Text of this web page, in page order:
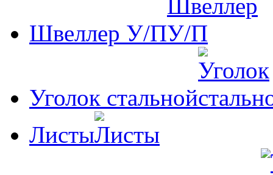
Швеллер У/П
Уголок стальной
Листы